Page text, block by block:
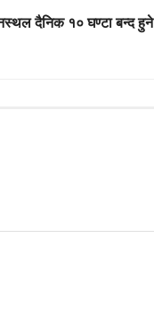
दैनिक १० घण्टा बन्द हुने